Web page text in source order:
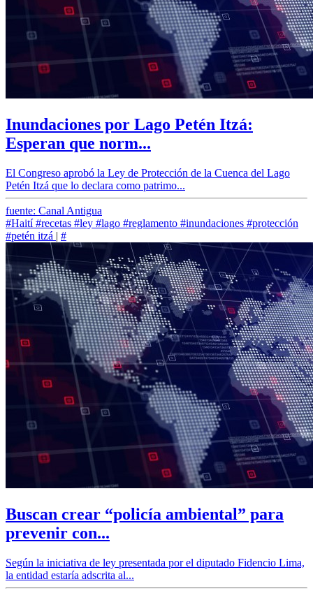
Inundaciones por Lago Petén Itzá:
Esperan que norm...
El Congreso aprobó la Ley de Protección de la Cuenca del Lago
Petén Itzá que lo declara como patrimo...
fuente: Canal Antigua
#Haití #recetas #ley #lago #reglamento #inundaciones #protección
#petén itzá | #
Buscan crear “policía ambiental” para
prevenir con...
Según la iniciativa de ley presentada por el diputado Fidencio Lima,
la entidad estaría adscrita al...